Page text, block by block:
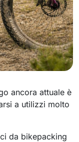
ancora attuale è
a utilizzi molto
da bikepacking